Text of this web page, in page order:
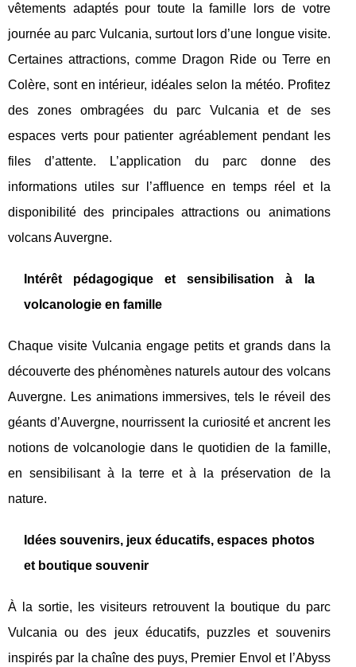
vêtements adaptés pour toute la famille lors de votre
journée au parc Vulcania, surtout lors d’une longue visite.
Certaines attractions, comme Dragon Ride ou Terre en
Colère, sont en intérieur, idéales selon la météo. Profitez
des zones ombragées du parc Vulcania et de ses
espaces verts pour patienter agréablement pendant les
files d’attente. L’application du parc donne des
informations utiles sur l’affluence en temps réel et la
disponibilité des principales attractions ou animations
volcans Auvergne.
Intérêt pédagogique et sensibilisation à la
volcanologie en famille
Chaque visite Vulcania engage petits et grands dans la
découverte des phénomènes naturels autour des volcans
Auvergne. Les animations immersives, tels le réveil des
géants d’Auvergne, nourrissent la curiosité et ancrent les
notions de volcanologie dans le quotidien de la famille,
en sensibilisant à la terre et à la préservation de la
nature.
Idées souvenirs, jeux éducatifs, espaces photos
et boutique souvenir
À la sortie, les visiteurs retrouvent la boutique du parc
Vulcania ou des jeux éducatifs, puzzles et souvenirs
inspirés par la chaîne des puys, Premier Envol et l’Abyss